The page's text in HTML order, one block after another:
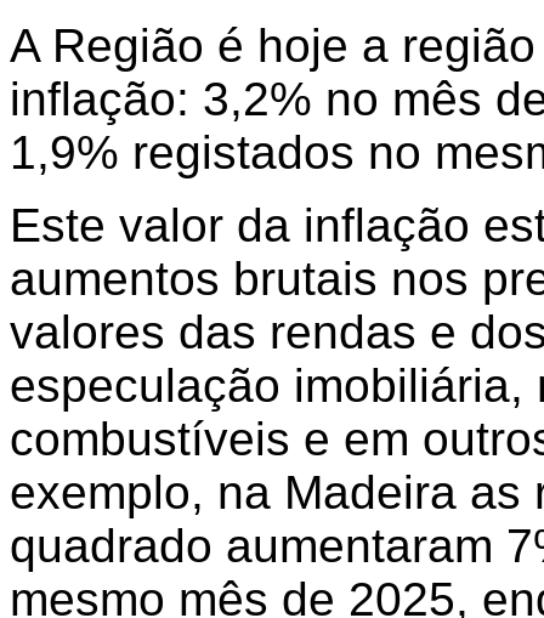
A Região é hoje a
inflação: 3,2% no mês
1,9% registados no
Este valor da inflação
aumentos brutais nos
valores das rendas e
especulação
combustíveis e em
exemplo, na Madeira
quadrado aumentaram
mesmo mês de 2025,